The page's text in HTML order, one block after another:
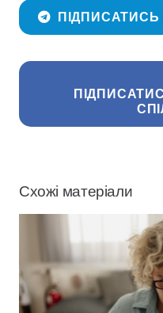
ПІДПИСАТИСЬ
Схожі матеріали